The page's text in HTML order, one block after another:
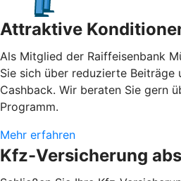
Attraktive
Als Mitglied der Raiffeisenbank
Sie sich über reduzierte Beiträge
Cashback. Wir beraten Sie gern
Programm.
Mehr erfahren
Kfz-Versicherung